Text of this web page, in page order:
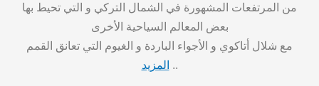
من المرتفعات المشهورة في الشمال التركي و التي تحيط بها
بعض المعالم السياحية الأخرى
مع شلال أتاكوي و الأجواء الباردة و الغيوم التي تعانق القمم
.. المزيد